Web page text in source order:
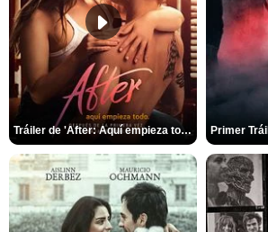
Tráiler de 'After: Aquí empieza todo'